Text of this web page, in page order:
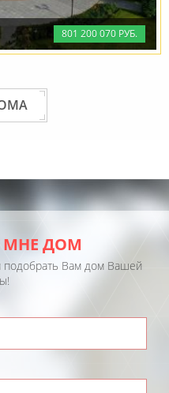
801 200070 РУБ.
МНЕ ДОМ
подобрать Вам дом Вашей